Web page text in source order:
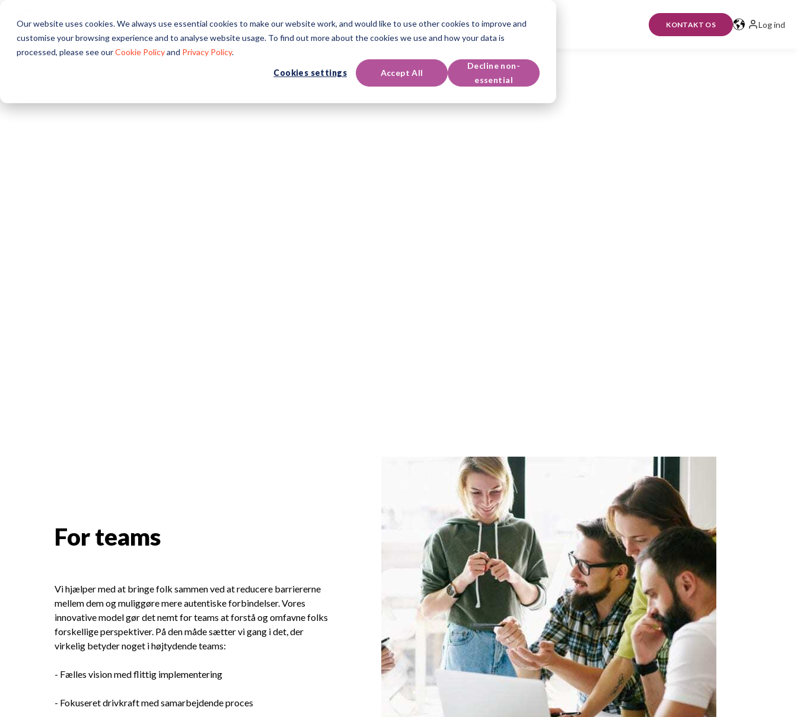
Our website uses cookies. We always use essential cookies to make our website work, and would like to use other cookies to improve and
customise your browsing experience and to analyse website usage. To find out more about the cookies we use and how your data is
processed, please see ourCookie Policyand Privacy Policy.
Cookies settings Accept All
Decline non-
essential
Om Løsninger Produkter Certificeringer Events & Ressourcer Support KONTAKT OS Log ind
For teams
Vi hjælper med at bringe folk sammen ved at reducere barriererne
mellem dem og muliggøre mere autentiske forbindelser. Vores
innovative model gør det nemt for teams at forstå og omfavne folks
forskellige perspektiver. På den måde sætter vi gang i det, der
virkelig betyder noget i højtydende teams:
- Fælles vision med flittig implementering
- Fokuseret drivkraft med samarbejdende proces